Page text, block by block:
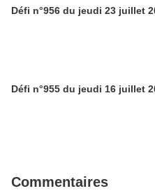
Défi n°956 du jeudi 23 juillet
Défi n°955 du jeudi 16 juillet
Commentaires